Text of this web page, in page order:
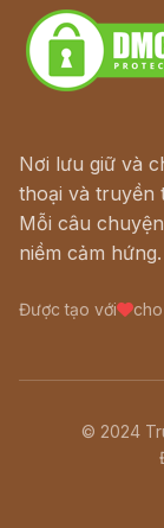
Nơi lưu giữ và
thoại và truyền
Mỗi câu
niềm cảm hứng.
Được tạo với
© 2024